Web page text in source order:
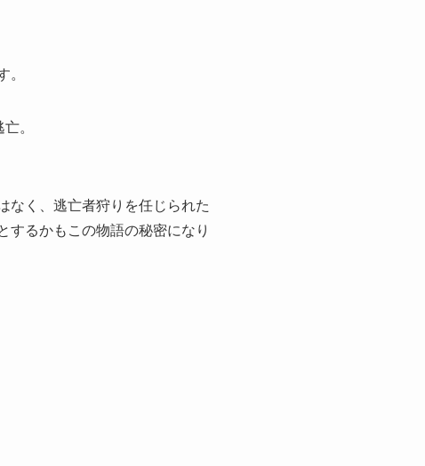
。
。
なく、逃亡者狩りを任じられた
するかもこの物語の秘密になり